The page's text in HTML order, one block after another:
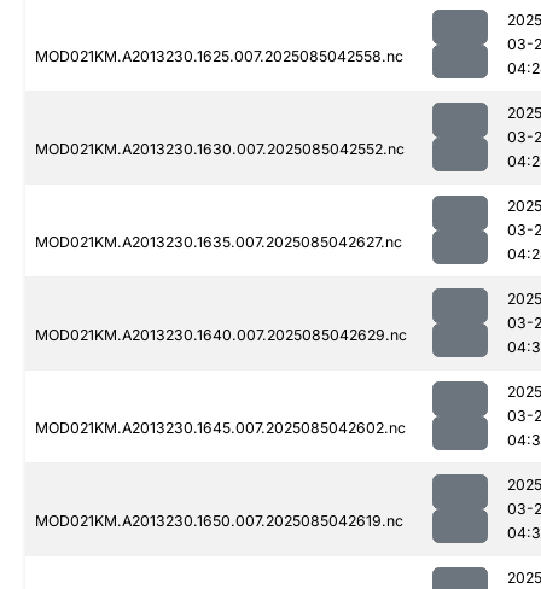
MOD021KM.A2013230.1625.007.2025085042558.nc
03-
MOD021KM.A2013230.1630.007.2025085042552.nc
03-
MOD021KM.A2013230.1635.007.2025085042627.nc
03-
MOD021KM.A2013230.1640.007.2025085042629.nc
03-
MOD021KM.A2013230.1645.007.2025085042602.nc
03-
MOD021KM.A2013230.1650.007.2025085042619.nc
03-